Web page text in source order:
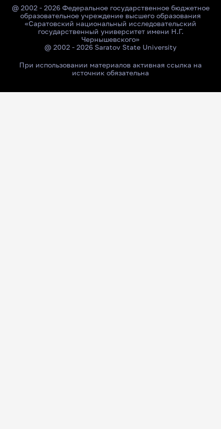
@ 2002 - 2026 Федеральное государственное бюджетное
образовательное учреждение высшего образования
«Саратовский национальный исследовательский
государственный университет имени Н.Г.
Чернышевского»
@ 2002 - 2026 Saratov State University
При использовании материалов активная ссылка на
источник обязательна